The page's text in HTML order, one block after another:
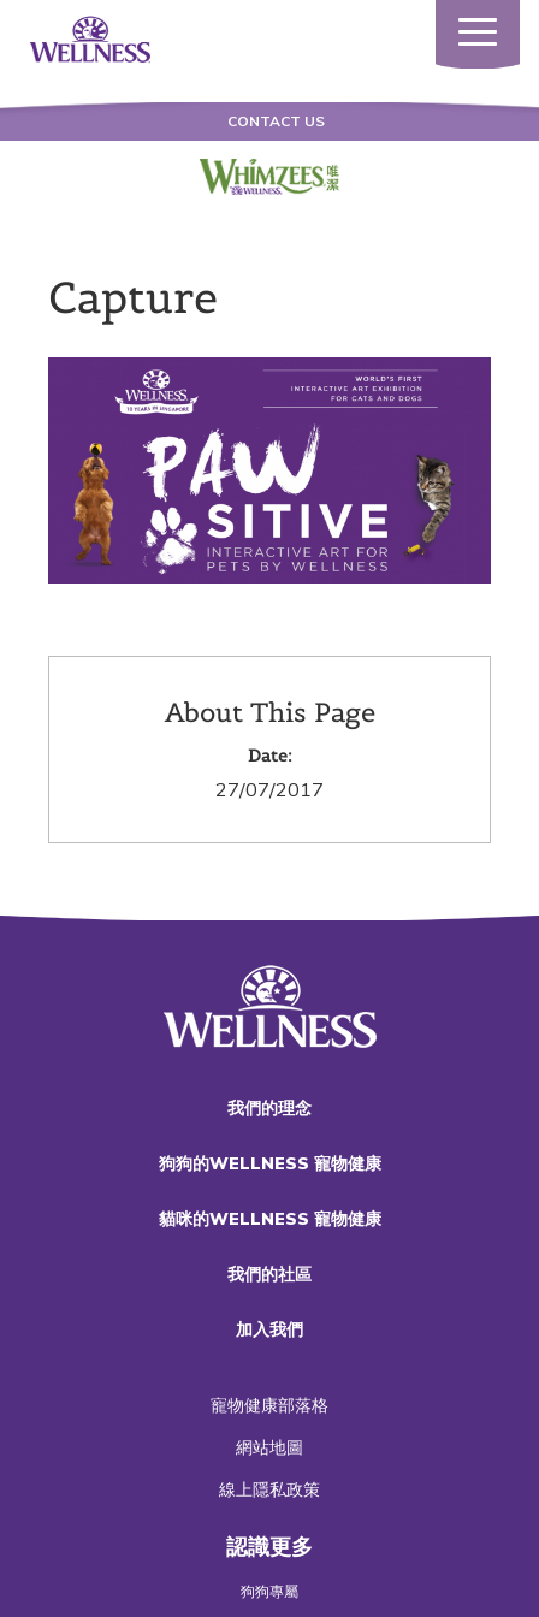
Toggle
CONTACT US
Capture
About This Page
Date:
27/07/2017
我們的理念
狗狗的WELLNESS 寵物健康
貓咪的WELLNESS 寵物健康
我們的社區
加入我們
寵物健康部落格
網站地圖
線上隱私政策
認識更多
狗狗專屬